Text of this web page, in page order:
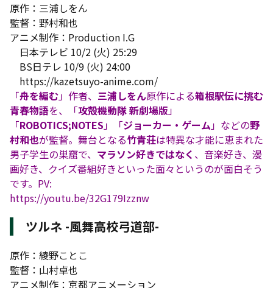
原作：三浦しをん
監督：野村和也
アニメ制作：Production I.G
日本テレビ 10/2 (火) 25:29
BS日テレ 10/9 (火) 24:00
https://kazetsuyo-anime.com/
「舟を編む」作者、 三浦しをん原作による箱根駅伝に挑む
青春物語を、「攻殻機動隊 新劇場版」
「ROBOTICS;NOTES」「ジョーカー・ゲーム」などの野
村和也が監督。舞台となる竹青荘は特異な才能に恵まれた
男子学生の巣窟で、 マラソン好きではなく 、音楽好き、漫
画好き、クイズ番組好きといった面々というのが面白そう
です。PV:
https://youtu.be/32G179Izznw
ツルネ -風舞高校弓道部-
原作：綾野ことこ
監督：山村卓也
アニメ制作：京都アニメーション